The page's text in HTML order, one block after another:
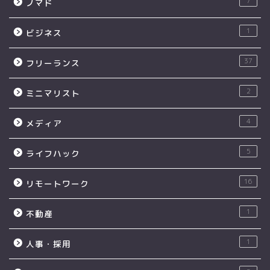
ノマド
ビジネス 1
フリーランス 37
ミニマリスト 2
メディア 4
ライフハック 5
リモートワーク 16
不動産 1
人事・採用 1